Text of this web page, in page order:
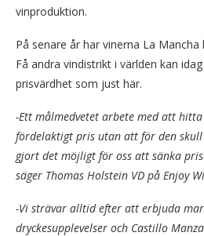
vinproduktion.
På senare år har vinerna La
Få andra vindistrikt i världen kan
prisvärdhet som just här.
-Ett målmedvetet arbete med att
fördelaktigt pris utan att för den
gjort det möjligt för oss att sänka
säger Thomas Holstein VD på Enjoy
-Vi strävar alltid efter att erbjuda
dryckesupplevelser och Castillo